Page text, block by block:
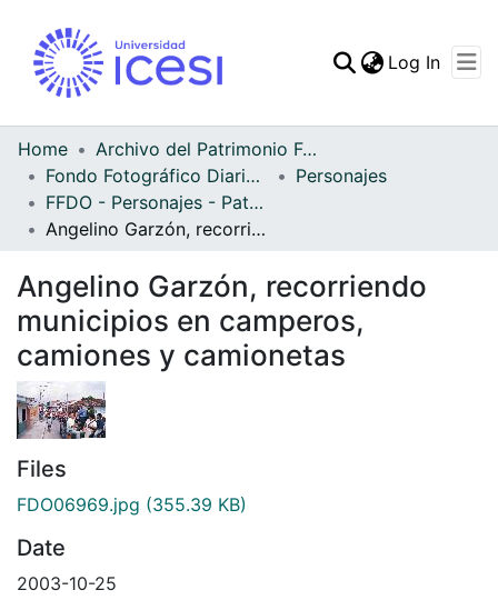
Statistics
Log In
Home
Archivo del Patrimonio Fotográfico y Fílmico del Valle del Cauca
Fondo Fotográfico Diario Occidente
Personajes
FFDO - Personajes - Patrimonial
Angelino Garzón, recorriendo municipios en camperos, camiones y camionetas
Angelino Garzón, recorriendo
municipios en camperos,
camiones y camionetas
Files
FDO06969.jpg (355.39 KB)
Date
2003-10-25